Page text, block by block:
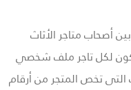
أصحاب متاجر الأثاث
يكون لكل تاجر ملف شخصي
تخص المتجر من أرقام